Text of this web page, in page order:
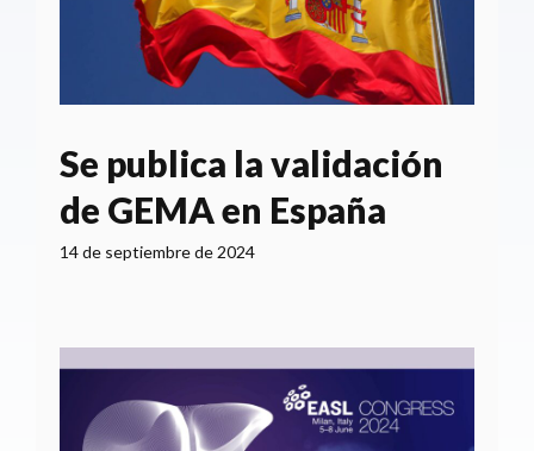
Se publica la validación
de GEMA en España
14 de septiembre de 2024